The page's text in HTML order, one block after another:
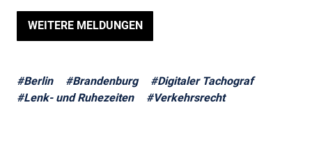
WEITERE MELDUNGEN
#Berlin #Brandenburg
#Digitaler Tachograf
#Lenk- und Ruhezeiten
#Verkehrsrecht